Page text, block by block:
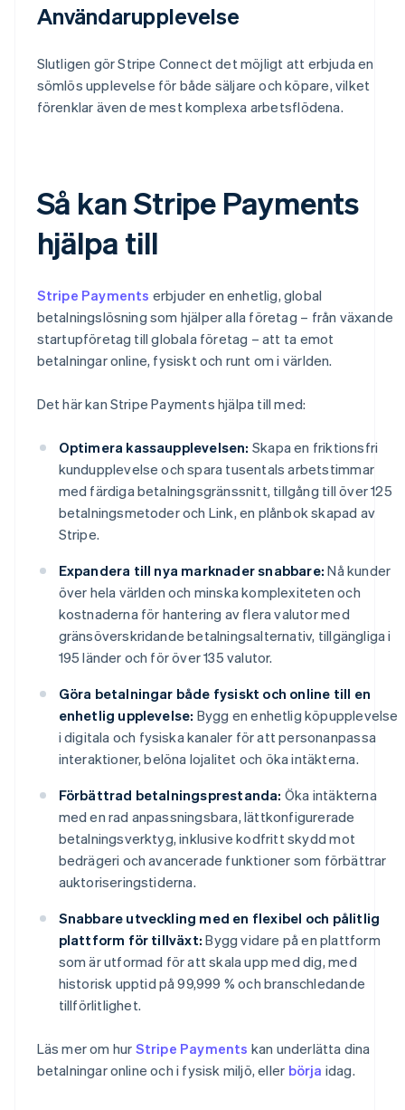
Användarupplevelse
Slutligen gör Stripe Connect det möjligt att erbjuda en
sömlös upplevelse för både säljare och köpare, vilket
förenklar även de mest komplexa arbetsflödena.
Så kan Stripe Payments
hjälpa till
Stripe Payments erbjuder en enhetlig, global
betalningslösning som hjälper alla företag – från växande
startupföretag till globala företag – att ta emot
betalningar online, fysiskt och runt om i världen.
Det här kan Stripe Payments hjälpa till med:
Optimera kassaupplevelsen: Skapa en friktionsfri
kundupplevelse och spara tusentals arbetstimmar
med färdiga betalningsgränssnitt, tillgång till över 125
betalningsmetoder och Link, en plånbok skapad av
Stripe.
Expandera till nya marknader snabbare: Nå kunder
över hela världen och minska komplexiteten och
kostnaderna för hantering av flera valutor med
gränsöverskridande betalningsalternativ, tillgängliga i
195 länder och för över 135 valutor.
Göra betalningar både fysiskt och online till en
enhetlig upplevelse: Bygg en enhetlig köpupplevelse
i digitala och fysiska kanaler för att personanpassa
interaktioner, belöna lojalitet och öka intäkterna.
Förbättrad betalningsprestanda: Öka intäkterna
med en rad anpassningsbara, lättkonfigurerade
betalningsverktyg, inklusive kodfritt skydd mot
bedrägeri och avancerade funktioner som förbättrar
auktoriseringstiderna.
Snabbare utveckling med en flexibel och pålitlig
plattform för tillväxt: Bygg vidare på en plattform
som är utformad för att skala upp med dig, med
historisk upptid på 99,999 % och branschledande
tillförlitlighet.
Läs mer om hur Stripe Payments kan underlätta dina
betalningar online och i fysisk miljö, eller börja idag.